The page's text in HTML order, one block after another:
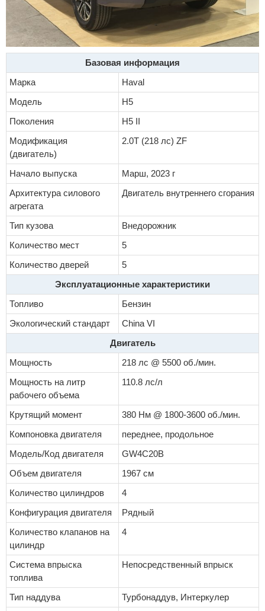
Базовая информация
Марка
Haval
Модель
H5
Поколения
H5 II
Модификация
(двигатель)
2.0T (218 лс) ZF
Начало выпуска
Марш, 2023 г
Архитектура силового
агрегата
Двигатель внутреннего сгорания
Тип кузова
Внедорожник
Количество мест
5
Количество дверей
5
Эксплуатационные характеристики
Топливо
Бензин
Экологический стандарт
China VI
Двигатель
Мощность
218 лс @ 5500 об./мин.
Мощность на литр
рабочего объема
110.8 лс/л
Крутящий момент
380 Нм @ 1800-3600 об./мин.
Компоновка двигателя
переднее, продольное
Модель/Код двигателя
GW4C20B
Объем двигателя
1967 см
Количество цилиндров
4
Конфигурация двигателя
Рядный
Количество клапанов на
цилиндр
4
Система впрыска
топлива
Непосредственный впрыск
Тип наддува
Турбонаддув, Интеркулер